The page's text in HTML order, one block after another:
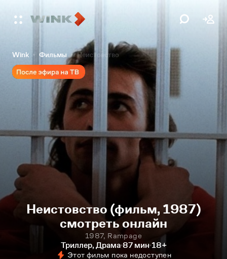
Wink Фильмы Неистовство
Неистовство (фильм, 1987)
смотреть онлайн
1987, Rampage
Триллер, Драма 87 мин 18+
Этот фильм пока недоступен